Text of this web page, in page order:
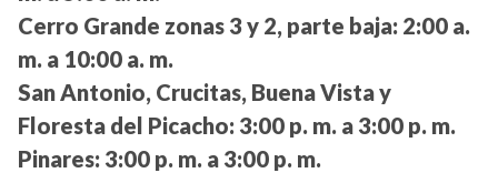
Cerro Grande zonas 3 y 2, parte baja: 2:00 a.
m. a 10:00 a. m.
San Antonio, Crucitas, Buena Vista y
Floresta del Picacho: 3:00 p. m. a 3:00 p. m.
Pinares: 3:00 p. m. a 3:00 p. m.